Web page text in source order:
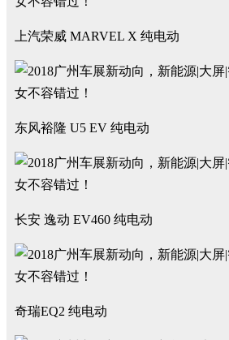
上汽荣威 MARVEL X 纯电动
东风裕隆 U5 EV 纯电动
长安 逸动 EV460 纯电动
奇瑞EQ2 纯电动